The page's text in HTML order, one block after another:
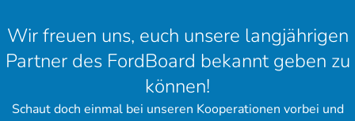
Wir freuen uns, euch unsere langjährigen
Partner des FordBoard bekannt geben zu
können!
Schaut doch einmal bei unseren Kooperationen vorbei und